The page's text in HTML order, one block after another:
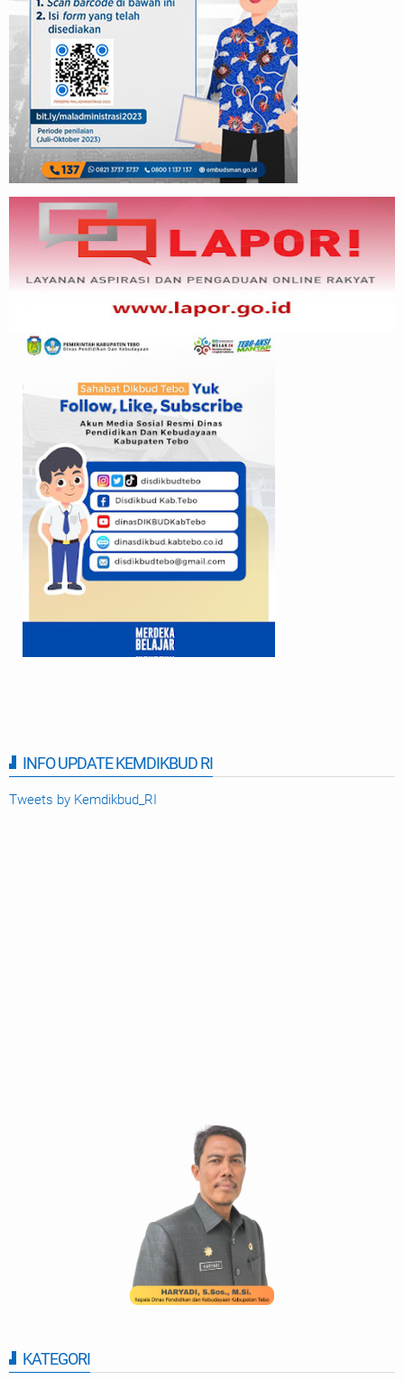
INFO UPDATE KEMDIKBUD RI
Tweets by Kemdikbud_RI
KATEGORI